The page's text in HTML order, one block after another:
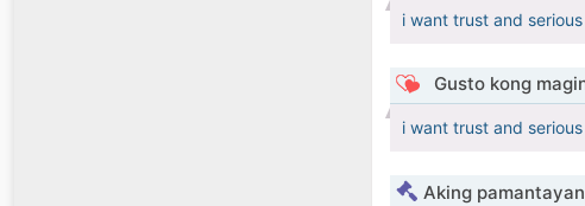
i want trust and
Gusto kong
i want trust and
Aking